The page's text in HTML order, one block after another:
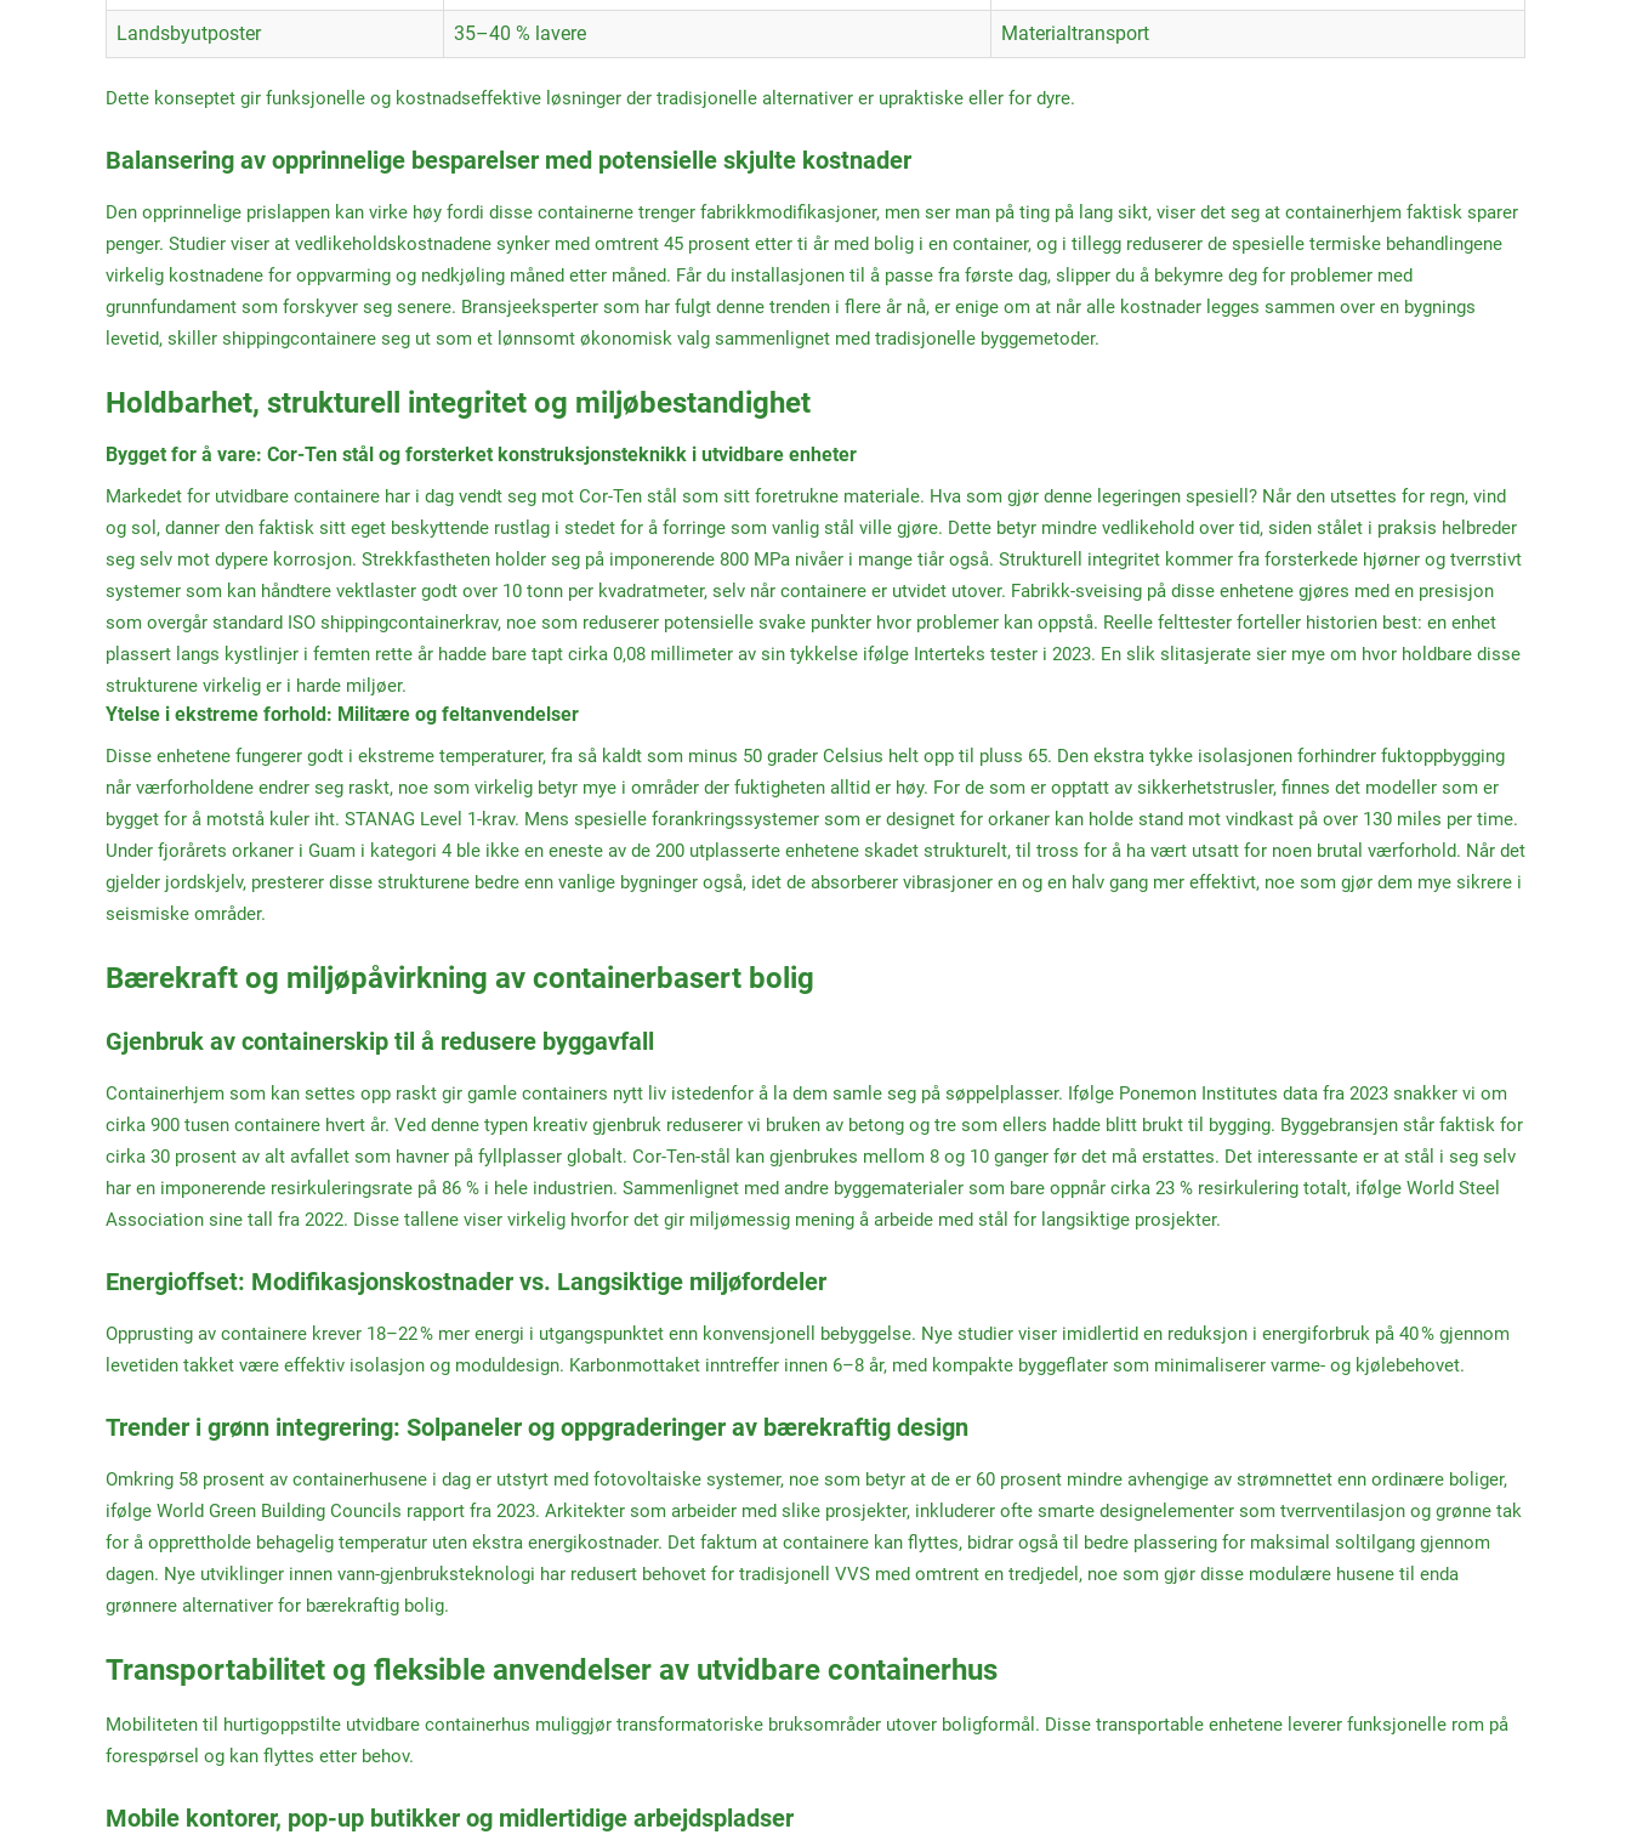
Landsbyutposter 35–40 % lavere Materialtransport
Dette konseptet gir funksjonelle og kostnadseffektive løsninger der tradisjonelle alternativer er upraktiske eller for dyre.
Balansering av opprinnelige besparelser med potensielle skjulte kostnader
Den opprinnelige prislappen kan virke høy fordi disse containerne trenger fabrikkmodifikasjoner, men ser man på ting på lang sikt, viser det seg at containerhjem faktisk sparer
penger. Studier viser at vedlikeholdskostnadene synker med omtrent 45 prosent etter ti år med bolig i en container, og i tillegg reduserer de spesielle termiske behandlingene
virkelig kostnadene for oppvarming og nedkjøling måned etter måned. Får du installasjonen til å passe fra første dag, slipper du å bekymre deg for problemer med
grunnfundament som forskyver seg senere. Bransjeeksperter som har fulgt denne trenden i flere år nå, er enige om at når alle kostnader legges sammen over en bygnings
levetid, skiller shippingcontainere seg ut som et lønnsomt økonomisk valg sammenlignet med tradisjonelle byggemetoder.
Holdbarhet, strukturell integritet og miljøbestandighet
Bygget for å vare: Cor-Ten stål og forsterket konstruksjonsteknikk i utvidbare enheter
Markedet for utvidbare containere har i dag vendt seg mot Cor-Ten stål som sitt foretrukne materiale. Hva som gjør denne legeringen spesiell? Når den utsettes for regn, vind
og sol, danner den faktisk sitt eget beskyttende rustlag i stedet for å forringe som vanlig stål ville gjøre. Dette betyr mindre vedlikehold over tid, siden stålet i praksis helbreder
seg selv mot dypere korrosjon. Strekkfastheten holder seg på imponerende 800 MPa nivåer i mange tiår også. Strukturell integritet kommer fra forsterkede hjørner og tverrstivt
systemer som kan håndtere vektlaster godt over 10 tonn per kvadratmeter, selv når containere er utvidet utover. Fabrikk-sveising på disse enhetene gjøres med en presisjon
som overgår standard ISO shippingcontainerkrav, noe som reduserer potensielle svake punkter hvor problemer kan oppstå. Reelle felttester forteller historien best: en enhet
plassert langs kystlinjer i femten rette år hadde bare tapt cirka 0,08 millimeter av sin tykkelse ifølge Interteks tester i 2023. En slik slitasjerate sier mye om hvor holdbare disse
strukturene virkelig er i harde miljøer.
Ytelse i ekstreme forhold: Militære og feltanvendelser
Disse enhetene fungerer godt i ekstreme temperaturer, fra så kaldt som minus 50 grader Celsius helt opp til pluss 65. Den ekstra tykke isolasjonen forhindrer fuktoppbygging
når værforholdene endrer seg raskt, noe som virkelig betyr mye i områder der fuktigheten alltid er høy. For de som er opptatt av sikkerhetstrusler, finnes det modeller som er
bygget for å motstå kuler iht. STANAG Level 1-krav. Mens spesielle forankringssystemer som er designet for orkaner kan holde stand mot vindkast på over 130 miles per time.
Under fjorårets orkaner i Guam i kategori 4 ble ikke en eneste av de 200 utplasserte enhetene skadet strukturelt, til tross for å ha vært utsatt for noen brutal værforhold. Når det
gjelder jordskjelv, presterer disse strukturene bedre enn vanlige bygninger også, idet de absorberer vibrasjoner en og en halv gang mer effektivt, noe som gjør dem mye sikrere i
seismiske områder.
Bærekraft og miljøpåvirkning av containerbasert bolig
Gjenbruk av containerskip til å redusere byggavfall
Containerhjem som kan settes opp raskt gir gamle containers nytt liv istedenfor å la dem samle seg på søppelplasser. Ifølge Ponemon Institutes data fra 2023 snakker vi om
cirka 900 tusen containere hvert år. Ved denne typen kreativ gjenbruk reduserer vi bruken av betong og tre som ellers hadde blitt brukt til bygging. Byggebransjen står faktisk for
cirka 30 prosent av alt avfallet som havner på fyllplasser globalt. Cor-Ten-stål kan gjenbrukes mellom 8 og 10 ganger før det må erstattes. Det interessante er at stål i seg selv
har en imponerende resirkuleringsrate på 86 % i hele industrien. Sammenlignet med andre byggematerialer som bare oppnår cirka 23 % resirkulering totalt, ifølge World Steel
Association sine tall fra 2022. Disse tallene viser virkelig hvorfor det gir miljømessig mening å arbeide med stål for langsiktige prosjekter.
Energioffset: Modifikasjonskostnader vs. Langsiktige miljøfordeler
Opprusting av containere krever 18–22 % mer energi i utgangspunktet enn konvensjonell bebyggelse. Nye studier viser imidlertid en reduksjon i energiforbruk på 40 % gjennom
levetiden takket være effektiv isolasjon og moduldesign. Karbonmottaket inntreffer innen 6–8 år, med kompakte byggeflater som minimaliserer varme- og kjølebehovet.
Trender i grønn integrering: Solpaneler og oppgraderinger av bærekraftig design
Omkring 58 prosent av containerhusene i dag er utstyrt med fotovoltaiske systemer, noe som betyr at de er 60 prosent mindre avhengige av strømnettet enn ordinære boliger,
ifølge World Green Building Councils rapport fra 2023. Arkitekter som arbeider med slike prosjekter, inkluderer ofte smarte designelementer som tverrventilasjon og grønne tak
for å opprettholde behagelig temperatur uten ekstra energikostnader. Det faktum at containere kan flyttes, bidrar også til bedre plassering for maksimal soltilgang gjennom
dagen. Nye utviklinger innen vann-gjenbruksteknologi har redusert behovet for tradisjonell VVS med omtrent en tredjedel, noe som gjør disse modulære husene til enda
grønnere alternativer for bærekraftig bolig.
Transportabilitet og fleksible anvendelser av utvidbare containerhus
Mobiliteten til hurtigoppstilte utvidbare containerhus muliggjør transformatoriske bruksområder utover boligformål. Disse transportable enhetene leverer funksjonelle rom på
forespørsel og kan flyttes etter behov.
Mobile kontorer, pop-up butikker og midlertidige arbejdspladser